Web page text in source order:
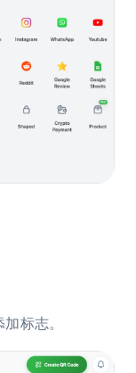
标志。